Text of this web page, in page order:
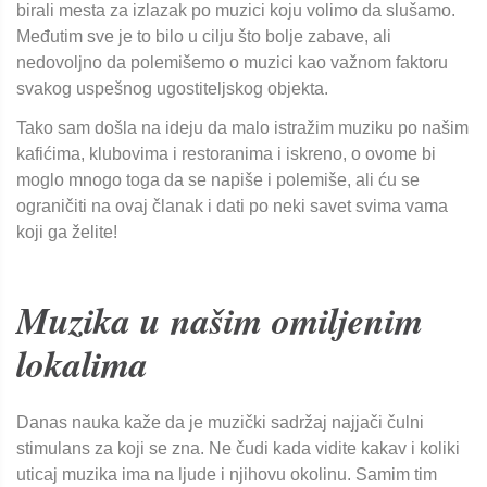
birali mesta za izlazak po muzici koju volimo da slušamo.
Međutim sve je to bilo u cilju što bolje zabave, ali
nedovoljno da polemišemo o muzici kao važnom faktoru
svakog uspešnog ugostiteljskog objekta.
Tako sam došla na ideju da malo istražim muziku po našim
kafićima, klubovima i restoranima i iskreno, o ovome bi
moglo mnogo toga da se napiše i polemiše, ali ću se
ograničiti na ovaj članak i dati po neki savet svima vama
koji ga želite!
Muzika u našim omiljenim
lokalima
Danas nauka kaže da je muzički sadržaj najjači čulni
stimulans za koji se zna. Ne čudi kada vidite kakav i koliki
uticaj muzika ima na ljude i njihovu okolinu. Samim tim